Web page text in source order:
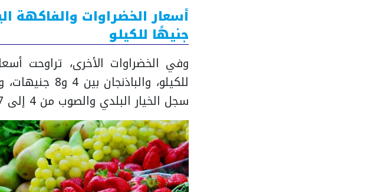
جنيهًا للكيلو
سجل الخيار البلدي والصوب من 4 إلى 7 جنيهات، والملوخية من 8 إلى 12 جنيهًا للكيلو.